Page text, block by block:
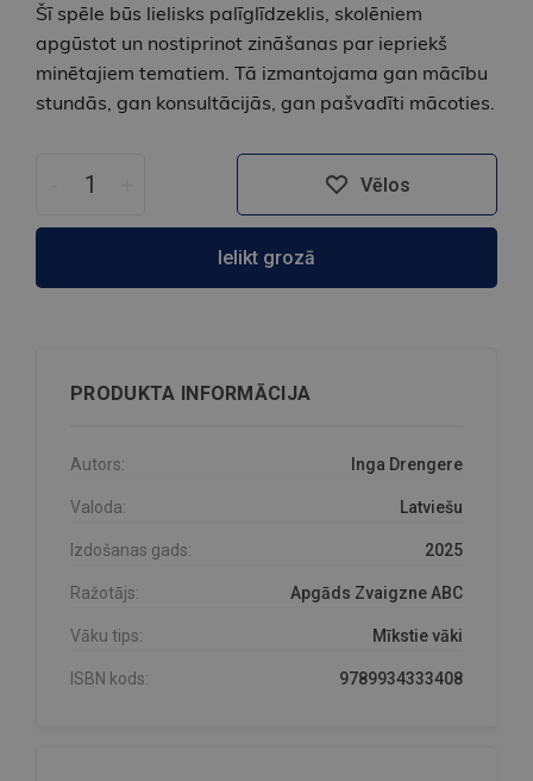
Šī spēle būs lielisks palīglīdzeklis, skolēniem
apgūstot un nostiprinot zināšanas par iepriekš
minētajiem tematiem. Tā izmantojama gan mācību
stundās, gan konsultācijās, gan pašvadīti mācoties.
Vēlos
Ielikt grozā
PRODUKTA INFORMĀCIJA
Autors: Inga Drengere
Valoda: Latviešu
Izdošanas gads: 2025
Ražotājs: Apgāds Zvaigzne ABC
Vāku tips: Mīkstie vāki
ISBN kods: 9789934333408